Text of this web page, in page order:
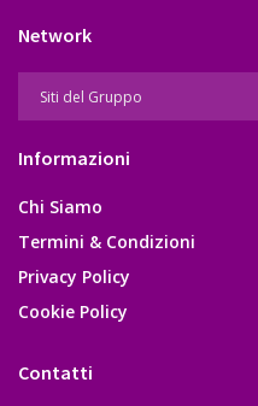
Network
Informazioni
Chi Siamo
Termini & Condizioni
Privacy Policy
Cookie Policy
Contatti